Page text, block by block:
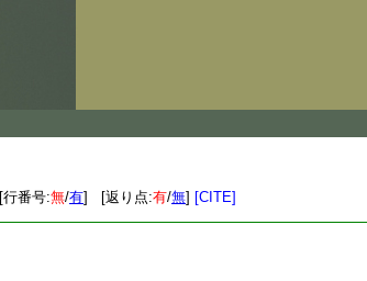
[行番号:無/有] [返り点:有/無] [CITE]